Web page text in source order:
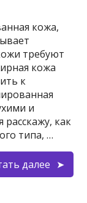
кожа,
требуют
кожа
к
и
как
типа, …
далее